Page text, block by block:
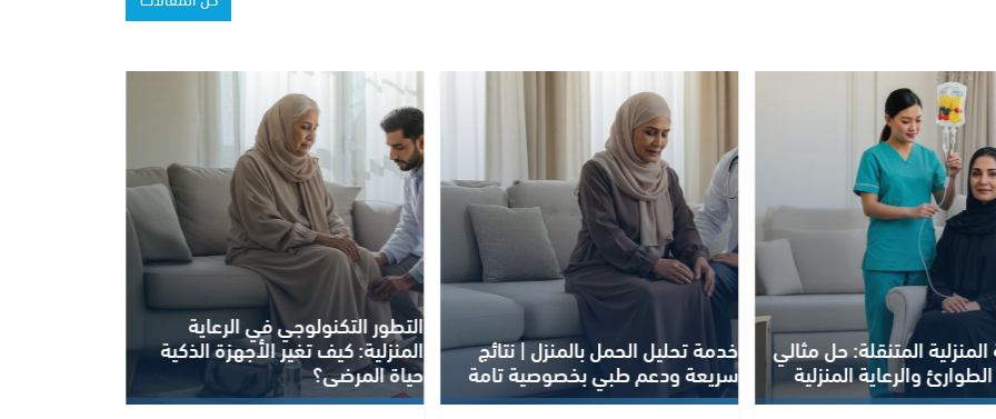
الحمل بالمنزل | نتائج
طبي بخصوصية تامة
التطور التكنولوجي في الرعاية
المنزلية: كيف تغير الأجهزة الذكية
حياة المرضى؟
الناد بلس NAD+ كيف يعزز صحتك وما
الحالات التي تستفيد منه؟